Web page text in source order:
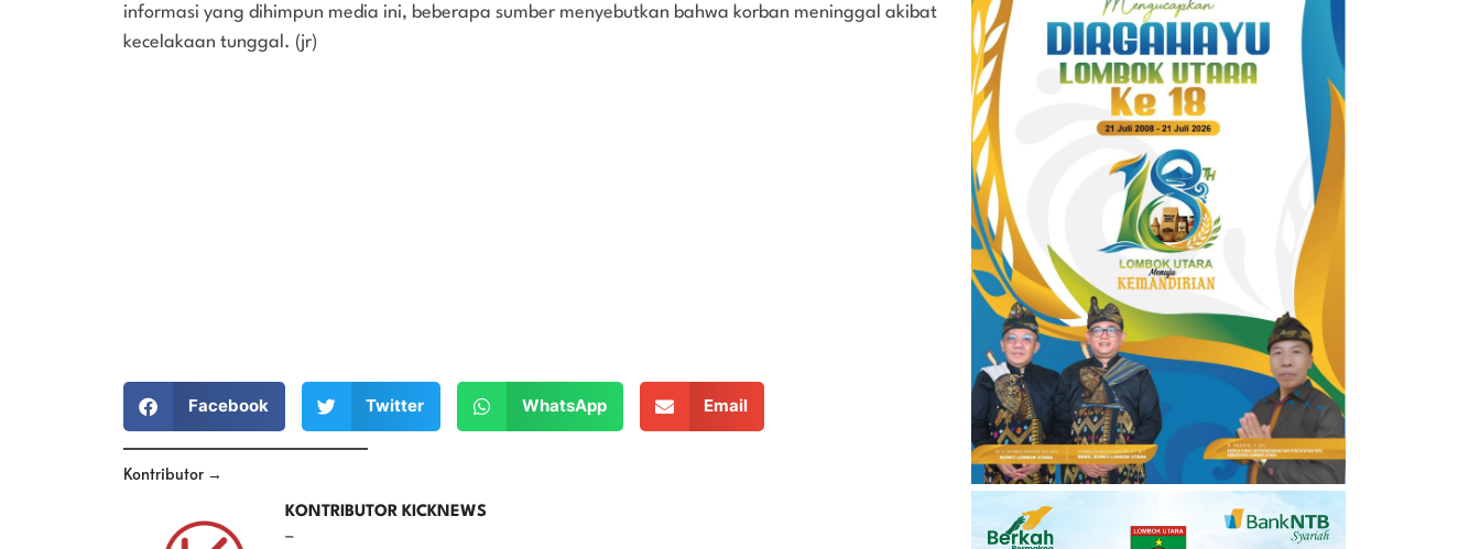
informasi yang dihimpun media ini, beberapa sumber menyebutkan bahwa korban meninggal akibat
kecelakaan tunggal. (jr)
Facebook Twitter WhatsApp Email
Kontributor →
KONTRIBUTOR KICKNEWS
–